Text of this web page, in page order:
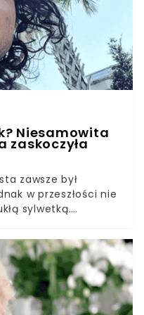
zmian, które
jak prawdziwa
Niesamowita
zaskoczyła
zawsze był
w przeszłości nie
sylwetką.
czym polega jego
udanych
biznesie. Jak schudł
łatwo przestrzegać
Koncerty, wyjazdy i